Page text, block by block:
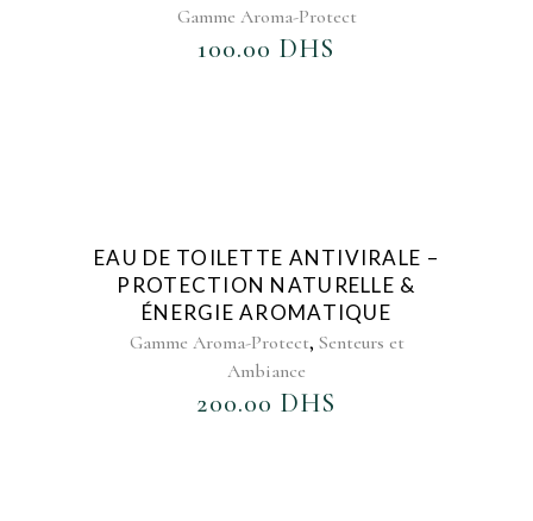
Gamme Aroma-Protect
100.00 DHS
EAU DE TOILETTE ANTIVIRALE –
PROTECTION NATURELLE &
ÉNERGIE AROMATIQUE
Gamme Aroma-Protect, Senteurs et
Ambiance
200.00 DHS